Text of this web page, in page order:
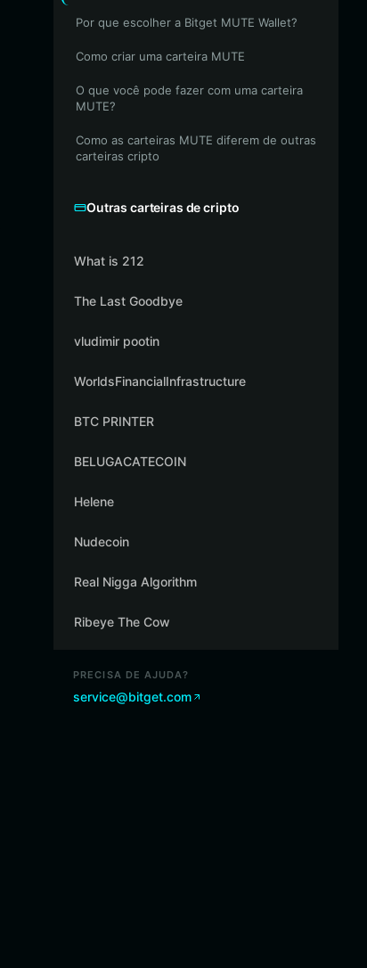
Por que escolher a Bitget MUTE Wallet?
Como criar uma carteira MUTE
O que você pode fazer com uma carteira
MUTE?
Como as carteiras MUTE diferem de outras
carteiras cripto
Outras carteiras de cripto
What is 212
The Last Goodbye
vludimir pootin
WorldsFinancialInfrastructure
BTC PRINTER
BELUGACATECOIN
Helene
Nudecoin
Real Nigga Algorithm
Ribeye The Cow
PRECISA DE AJUDA?
service@bitget.com